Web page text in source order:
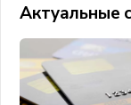
Актуальные